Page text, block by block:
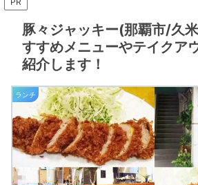
豚々ジャッキー(那覇市/久
すすめメニューやテイクア
紹介します！
ランチ